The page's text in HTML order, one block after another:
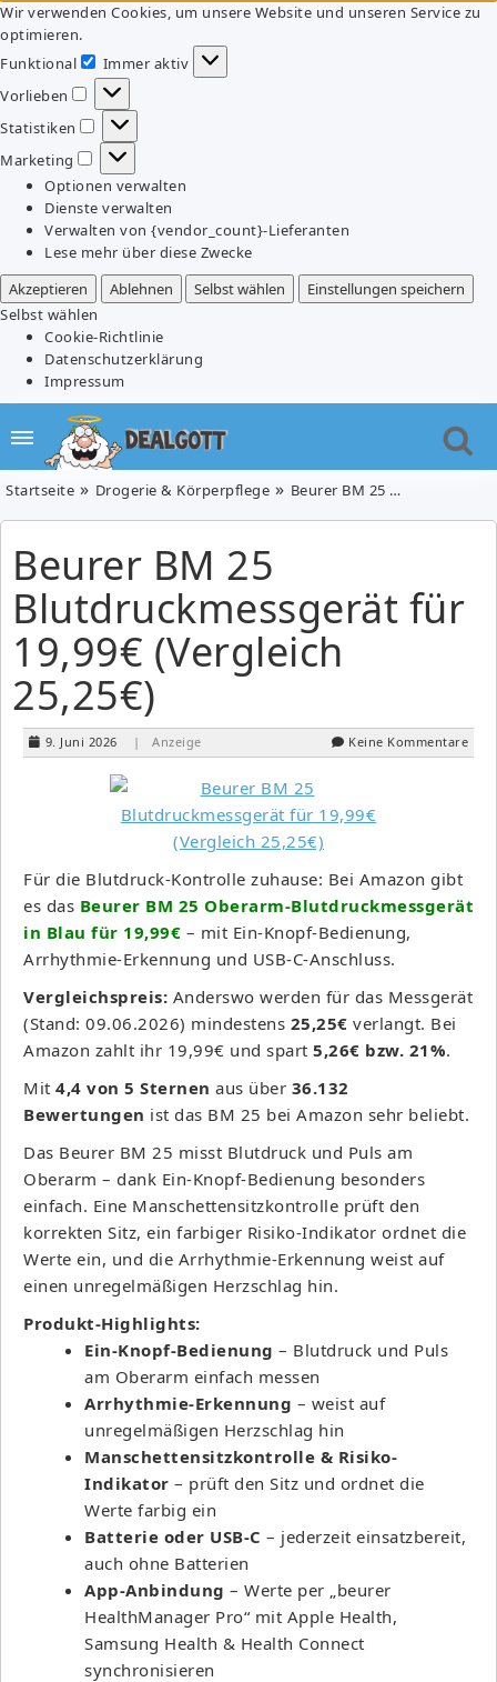
Wir verwenden Cookies, um unsere Website und unseren Service zu
optimieren.
Funktional
Funktional
Immer aktiv
Vorlieben
Vorlieben
Statistiken
Statistiken
Marketing
Marketing
Optionen verwalten
Dienste verwalten
Verwalten von {vendor_count}-Lieferanten
Lese mehr über diese Zwecke
Akzeptieren
Ablehnen Selbst wählen
Einstellungen speichern
Selbst wählen
Cookie-Richtlinie
Datenschutzerklärung
Impressum
Startseite Drogerie & Körperpflege Beurer BM 25 Blutdruckmessgerät für 19,99€ (Vergleich 25,25€)
Beurer BM 25
Blutdruckmessgerät für
19,99€ (Vergleich
25,25€)
9. Juni 2026 | Anzeige Keine Kommentare
Für die Blutdruck-Kontrolle zuhause: Bei Amazon gibt
es das Beurer BM 25 Oberarm-Blutdruckmessgerät
in Blau für 19,99€ – mit Ein-Knopf-Bedienung,
Arrhythmie-Erkennung und USB-C-Anschluss.
Vergleichspreis: Anderswo werden für das Messgerät
(Stand: 09.06.2026) mindestens 25,25€ verlangt. Bei
Amazon zahlt ihr 19,99€ und spart 5,26€ bzw. 21%.
Mit 4,4 von 5 Sternen aus über 36.132
Bewertungen ist das BM 25 bei Amazon sehr beliebt.
Das Beurer BM 25 misst Blutdruck und Puls am
Oberarm – dank Ein-Knopf-Bedienung besonders
einfach. Eine Manschettensitzkontrolle prüft den
korrekten Sitz, ein farbiger Risiko-Indikator ordnet die
Werte ein, und die Arrhythmie-Erkennung weist auf
einen unregelmäßigen Herzschlag hin.
Produkt-Highlights:
Ein-Knopf-Bedienung – Blutdruck und Puls
am Oberarm einfach messen
Arrhythmie-Erkennung – weist auf
unregelmäßigen Herzschlag hin
Manschettensitzkontrolle & Risiko-
Indikator – prüft den Sitz und ordnet die
Werte farbig ein
Batterie oder USB-C – jederzeit einsatzbereit,
auch ohne Batterien
App-Anbindung – Werte per „beurer
HealthManager Pro“ mit Apple Health,
Samsung Health & Health Connect
synchronisieren